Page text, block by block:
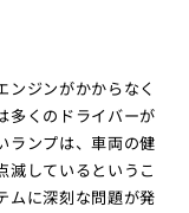
ンジンがかからなく
多くのドライバーが
ランプは、車両の健
滅しているというこ
ムに深刻な問題が発